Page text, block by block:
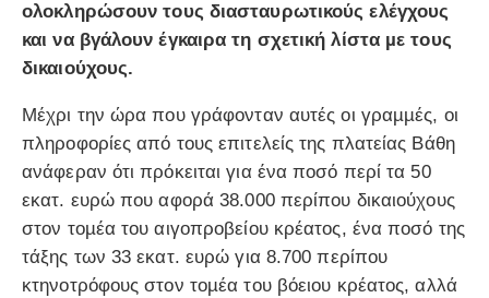
ολοκληρώσουν τους διασταυρωτικούς ελέγχους
και να βγάλουν έγκαιρα τη σχετική λίστα µε τους
δικαιούχους.
Μέχρι την ώρα που γράφονταν αυτές οι γραµµές, οι
πληροφορίες από τους επιτελείς της πλατείας Βάθη
ανάφεραν ότι πρόκειται για ένα ποσό περί τα 50
εκατ. ευρώ που αφορά 38.000 περίπου δικαιούχους
στον τοµέα του αιγοπροβείου κρέατος, ένα ποσό της
τάξης των 33 εκατ. ευρώ για 8.700 περίπου
κτηνοτρόφους στον τοµέα του βόειου κρέατος, αλλά